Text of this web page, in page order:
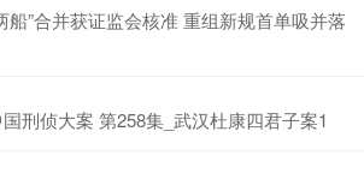
船”合并获证监会核准 重组新规首单吸并落
刑侦大案 第258集_武汉杜康四君子案1